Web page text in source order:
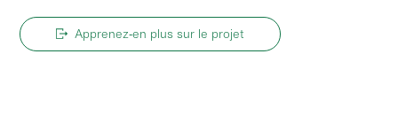
Apprenez‑en plus sur le projet